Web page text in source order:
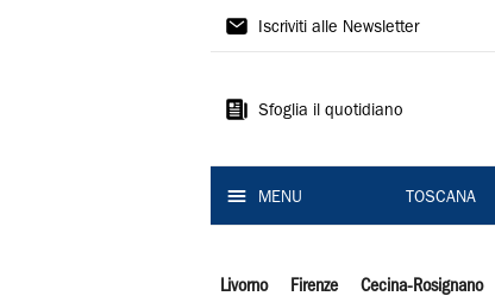
Il
Iscriviti alle Newsletter
Sfoglia il quotidiano
MENU TOSCANA
Livorno Firenze Cecina-Rosignano